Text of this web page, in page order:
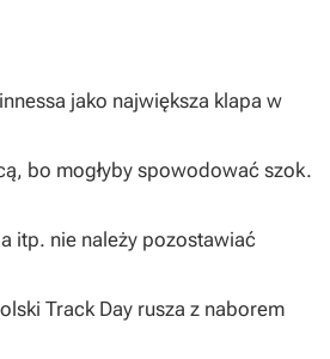
jako największa klapa w
bo mogłyby spowodować szok.
itp. nie należy pozostawiać
Track Day rusza z naborem